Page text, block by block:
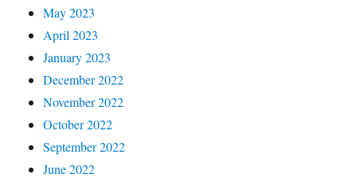
May 2023
April 2023
January 2023
December 2022
November 2022
October 2022
September 2022
June 2022